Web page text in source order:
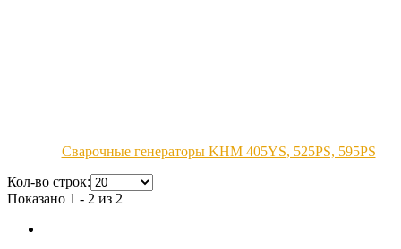
Сварочные генераторы KHM 405YS, 525PS, 595PS
Кол-во строк:
Показано 1 - 2 из 2